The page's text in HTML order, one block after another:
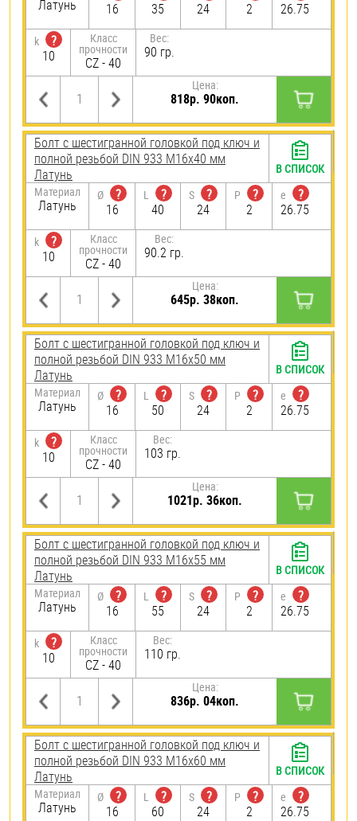
Латунь
16
35
24
2
26.75
k
?
10
Класс
прочности
CZ - 40
Вес:
90 гр.
Цена:
818р. 90коп.
Болт с шестигранной головкой под ключ и
полной резьбой DIN 933 М16х40 мм
Латунь
Материал
Латунь
Ø
?
16
L
?
40
S
?
24
P
?
2
e
?
26.75
k
?
10
Класс
прочности
CZ - 40
Вес:
90.2 гр.
Цена:
645р. 38коп.
В СПИСОК
Болт с шестигранной головкой под ключ и
полной резьбой DIN 933 М16х50 мм
Латунь
Материал
Латунь
Ø
?
16
L
?
50
S
?
24
P
?
2
e
?
26.75
k
?
10
Класс
прочности
CZ - 40
Вес:
103 гр.
Цена:
1021р. 36коп.
В СПИСОК
Болт с шестигранной головкой под ключ и
полной резьбой DIN 933 М16х55 мм
Латунь
Материал
Латунь
Ø
?
16
L
?
55
S
?
24
P
?
2
e
?
26.75
k
?
10
Класс
прочности
CZ - 40
Вес:
110 гр.
Цена:
836р. 04коп.
В СПИСОК
Болт с шестигранной головкой под ключ и
полной резьбой DIN 933 М16х60 мм
Латунь
Материал
Латунь
Ø
?
16
L
?
60
S
?
24
P
?
2
e
?
26.75
В СПИСОК